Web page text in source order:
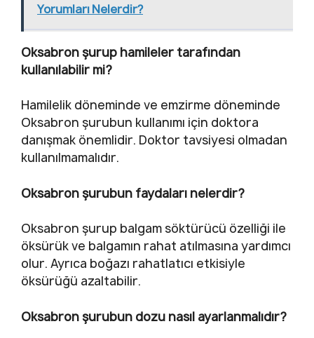
Yorumları Nelerdir?
Oksabron şurup hamileler tarafından
kullanılabilir mi?
Hamilelik döneminde ve emzirme döneminde
Oksabron şurubun kullanımı için doktora
danışmak önemlidir. Doktor tavsiyesi olmadan
kullanılmamalıdır.
Oksabron şurubun faydaları nelerdir?
Oksabron şurup balgam söktürücü özelliği ile
öksürük ve balgamın rahat atılmasına yardımcı
olur. Ayrıca boğazı rahatlatıcı etkisiyle
öksürüğü azaltabilir.
Oksabron şurubun dozu nasıl ayarlanmalıdır?